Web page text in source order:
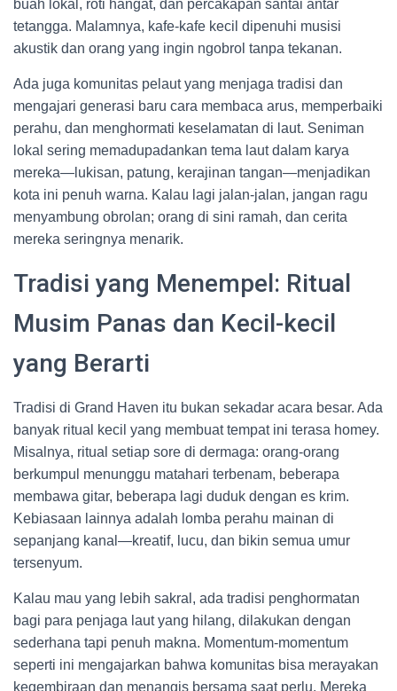
buah lokal, roti hangat, dan percakapan santai antar
tetangga. Malamnya, kafe-kafe kecil dipenuhi musisi
akustik dan orang yang ingin ngobrol tanpa tekanan.
Ada juga komunitas pelaut yang menjaga tradisi dan
mengajari generasi baru cara membaca arus, memperbaiki
perahu, dan menghormati keselamatan di laut. Seniman
lokal sering memadupadankan tema laut dalam karya
mereka—lukisan, patung, kerajinan tangan—menjadikan
kota ini penuh warna. Kalau lagi jalan-jalan, jangan ragu
menyambung obrolan; orang di sini ramah, dan cerita
mereka seringnya menarik.
Tradisi yang Menempel: Ritual
Musim Panas dan Kecil-kecil
yang Berarti
Tradisi di Grand Haven itu bukan sekadar acara besar. Ada
banyak ritual kecil yang membuat tempat ini terasa homey.
Misalnya, ritual setiap sore di dermaga: orang-orang
berkumpul menunggu matahari terbenam, beberapa
membawa gitar, beberapa lagi duduk dengan es krim.
Kebiasaan lainnya adalah lomba perahu mainan di
sepanjang kanal—kreatif, lucu, dan bikin semua umur
tersenyum.
Kalau mau yang lebih sakral, ada tradisi penghormatan
bagi para penjaga laut yang hilang, dilakukan dengan
sederhana tapi penuh makna. Momentum-momentum
seperti ini mengajarkan bahwa komunitas bisa merayakan
kegembiraan dan menangis bersama saat perlu. Mereka